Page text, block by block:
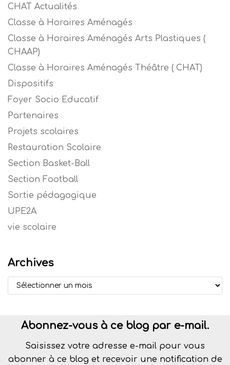
CHAT Actualités
Classe à Horaires Aménagés
Classe à Horaires Aménagés Arts Plastiques (
CHAAP)
Classe à Horaires Aménagés Théâtre ( CHAT)
Dispositifs
Foyer Socio Educatif
Partenaires
Projets scolaires
Restauration Scolaire
Section Basket-Ball
Section Football
Sortie pédagogique
UPE2A
vie scolaire
Archives
Abonnez-vous à ce blog par e-mail.
Saisissez votre adresse e-mail pour vous
abonner à ce blog et recevoir une notification de